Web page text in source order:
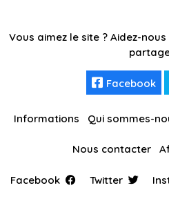
Vous aimez le site ? Aidez-
Facebook
Informations Qui sommes-
Nous contacter
Facebook Twitter